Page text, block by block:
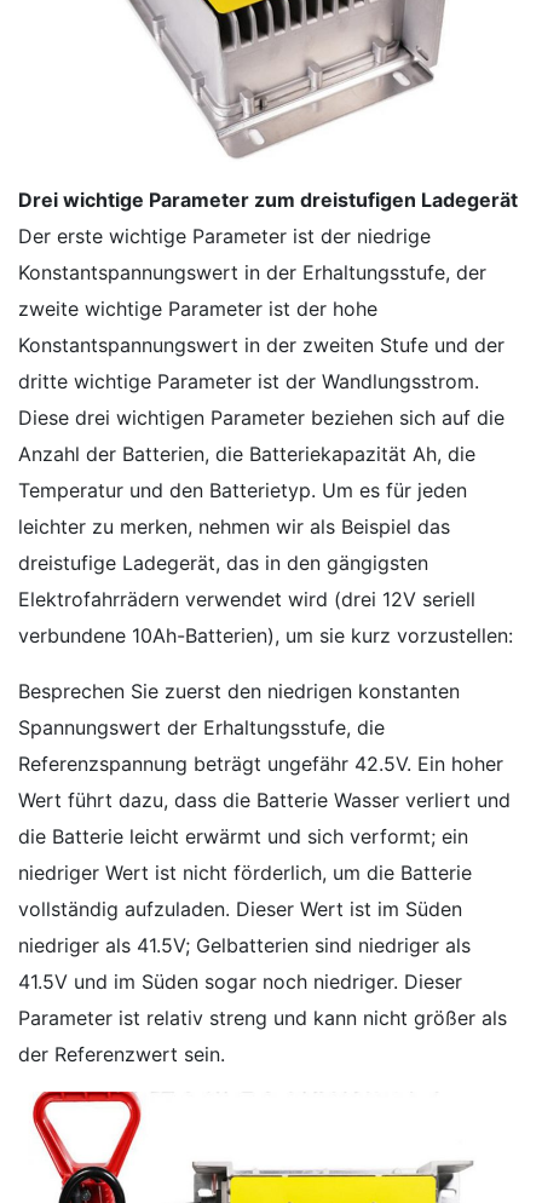
Drei wichtige Parameter zum dreistufigen Ladegerät
Der erste wichtige Parameter ist der niedrige
Konstantspannungswert in der Erhaltungsstufe, der
zweite wichtige Parameter ist der hohe
Konstantspannungswert in der zweiten Stufe und der
dritte wichtige Parameter ist der Wandlungsstrom.
Diese drei wichtigen Parameter beziehen sich auf die
Anzahl der Batterien, die Batteriekapazität Ah, die
Temperatur und den Batterietyp. Um es für jeden
leichter zu merken, nehmen wir als Beispiel das
dreistufige Ladegerät, das in den gängigsten
Elektrofahrrädern verwendet wird (drei 12V seriell
verbundene 10Ah-Batterien), um sie kurz vorzustellen:
Besprechen Sie zuerst den niedrigen konstanten
Spannungswert der Erhaltungsstufe, die
Referenzspannung beträgt ungefähr 42.5V. Ein hoher
Wert führt dazu, dass die Batterie Wasser verliert und
die Batterie leicht erwärmt und sich verformt; ein
niedriger Wert ist nicht förderlich, um die Batterie
vollständig aufzuladen. Dieser Wert ist im Süden
niedriger als 41.5V; Gelbatterien sind niedriger als
41.5V und im Süden sogar noch niedriger. Dieser
Parameter ist relativ streng und kann nicht größer als
der Referenzwert sein.